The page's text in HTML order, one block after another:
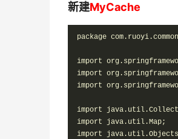
新建MyCache
package
import
import
import
import
import java.util.Map;
import